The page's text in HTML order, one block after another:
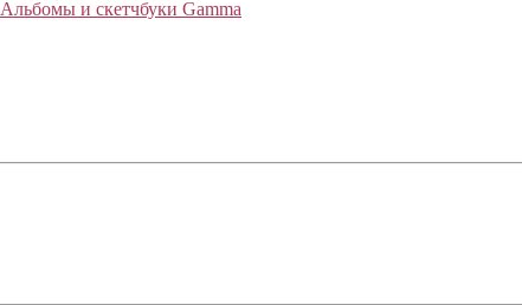
Альбомы и скетчбуки Gamma